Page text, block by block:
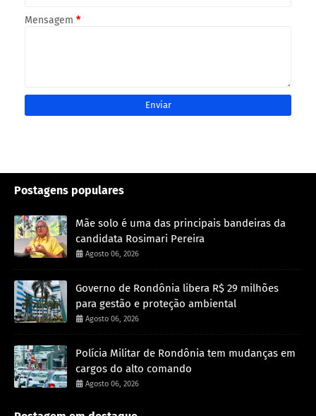
Mensagem *
Postagens populares
Mãe solo é uma das principais bandeiras da
candidata Rosimari Pereira
Agosto 06, 2026
Governo de Rondônia libera R$ 29 milhões
para gestão e proteção ambiental
Agosto 06, 2026
Polícia Militar de Rondônia tem mudanças em
cargos do alto comando
Agosto 06, 2026